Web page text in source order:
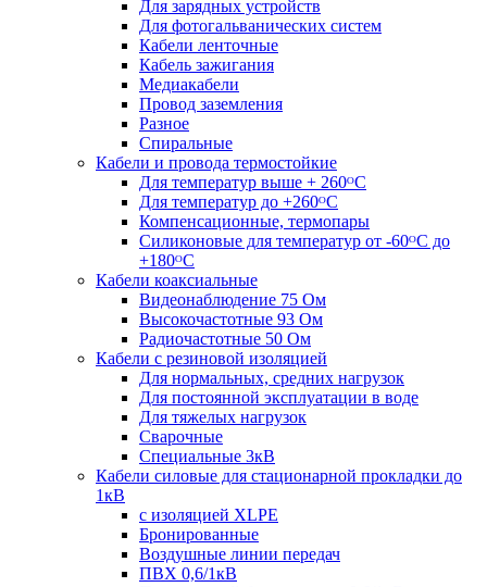
Для зарядных устройств
Для фотогальванических систем
Кабели ленточные
Кабель зажигания
Медиакабели
Провод заземления
Разное
Спиральные
Кабели и провода термостойкие
Для температур выше + 260ᴼС
Для температур до +260ᴼС
Компенсационные, термопары
Силиконовые для температур от -60ᴼC до
+180ᴼС
Кабели коаксиальные
Видеонаблюдение 75 Ом
Высокочастотные 93 Ом
Радиочастотные 50 Ом
Кабели с резиновой изоляцией
Для нормальных, средних нагрузок
Для постоянной эксплуатации в воде
Для тяжелых нагрузок
Сварочные
Специальные 3кВ
Кабели силовые для стационарной прокладки до
1кВ
c изоляцией XLPE
Бронированные
Воздушные линии передач
ПВХ 0,6/1кВ